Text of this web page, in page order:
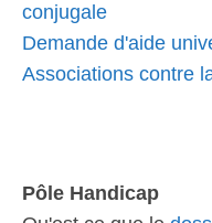
conjugale
Demande d'aide
Associations contre
Pôle Handicap